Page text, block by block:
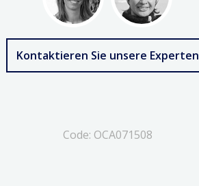
Kontaktieren Sie unsere Experten
Code: OCA071508